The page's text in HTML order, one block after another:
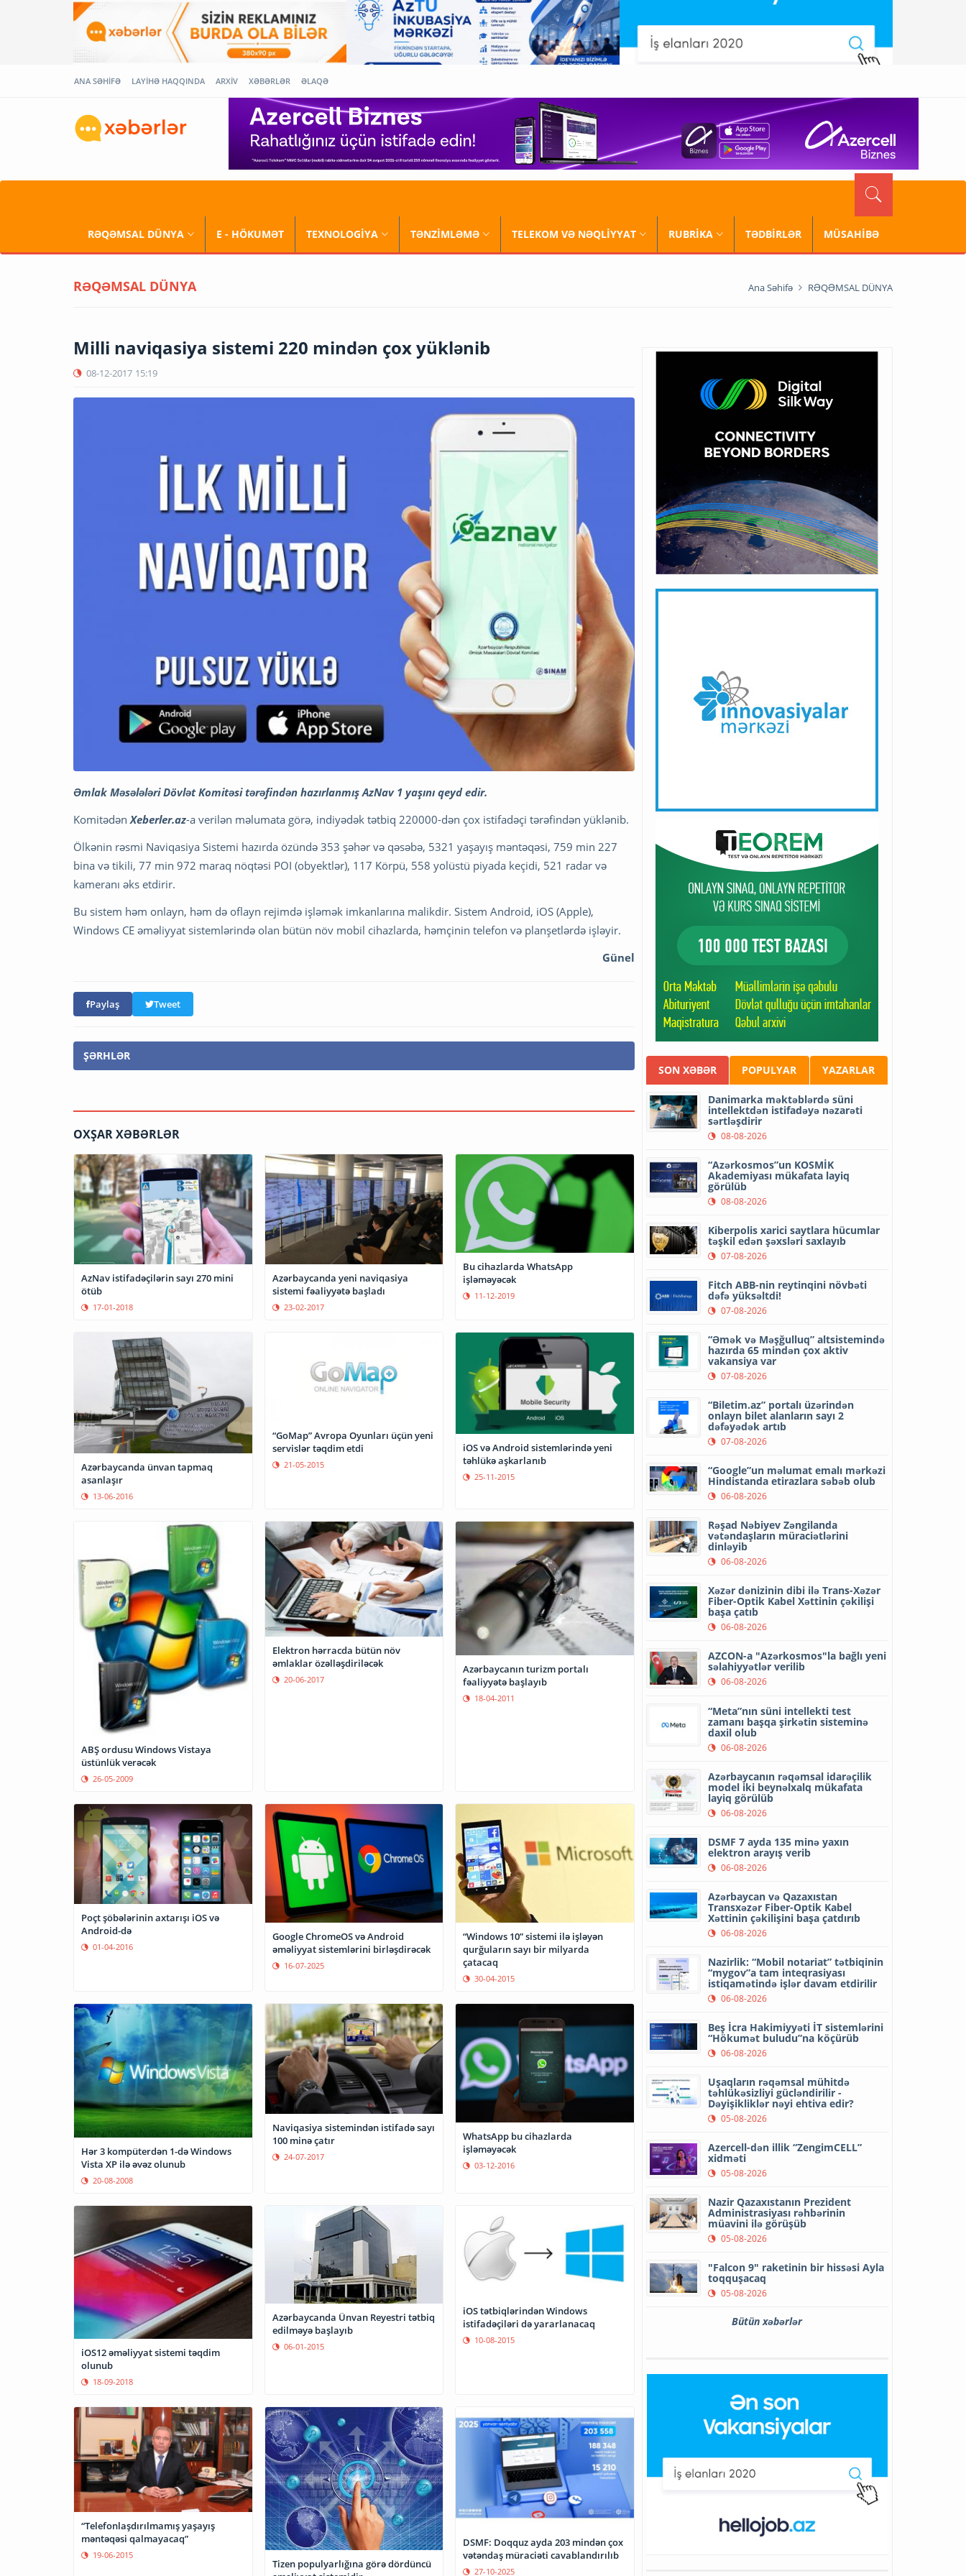
ANA SƏHİFƏ LAYİHƏ HAQQINDA ARXİV XƏBƏRLƏR ƏLAQƏ
RƏQƏMSAL DÜNYA E - HÖKUMƏT TEXNOLOGİYA TƏNZİMLƏMƏ TELEKOM VƏ NƏQLİYYAT RUBRİKA TƏDBİRLƏR MÜSAHİBƏ
RƏQƏMSAL DÜNYA Ana Səhifə RƏQƏMSAL DÜNYA
Milli naviqasiya sistemi 220 mindən çox yüklənib
08-12-2017 15:19
Əmlak Məsələləri Dövlət Komitəsi tərəfindən hazırlanmış AzNav 1 yaşını qeyd edir.
Komitədən Xeberler.az-a verilən məlumata görə, indiyədək tətbiq 220000-dən çox istifadəçi tərəfindən yüklənib.
Ölkənin rəsmi Naviqasiya Sistemi hazırda özündə 353 şəhər və qəsəbə, 5321 yaşayış məntəqəsi, 759 min 227
bina və tikili, 77 min 972 maraq nöqtəsi POI (obyektlər), 117 Körpü, 558 yolüstü piyada keçidi, 521 radar və
kameranı əks etdirir.
Bu sistem həm onlayn, həm də oflayn rejimdə işləmək imkanlarına malikdir. Sistem Android, iOS (Apple),
Windows CE əməliyyat sistemlərində olan bütün növ mobil cihazlarda, həmçinin telefon və planşetlərdə işləyir.
Günel
Paylaş Tweet
ŞƏRHLƏR
OXŞAR XƏBƏRLƏR
AzNav istifadəçilərin sayı 270 mini
ötüb
17-01-2018
Azərbaycanda yeni naviqasiya
sistemi fəaliyyətə başladı
23-02-2017
Bu cihazlarda WhatsApp
işləməyəcək
11-12-2019
Azərbaycanda ünvan tapmaq
asanlaşır
13-06-2016
“GoMap” Avropa Oyunları üçün yeni
servislər təqdim etdi
21-05-2015
iOS və Android sistemlərində yeni
təhlükə aşkarlanıb
25-11-2015
ABŞ ordusu Windows Vistaya
üstünlük verəcək
26-05-2009
Elektron hərracda bütün növ
əmlaklar özəlləşdiriləcək
20-06-2017
Azərbaycanın turizm portalı
fəaliyyətə başlayıb
18-04-2011
Poçt şöbələrinin axtarışı iOS və
Android-də
01-04-2016
Google ChromeOS və Android
əməliyyat sistemlərini birləşdirəcək
16-07-2025
“Windows 10” sistemi ilə işləyən
qurğuların sayı bir milyarda
çatacaq
30-04-2015
Hər 3 kompüterdən 1-də Windows
Vista XP ilə əvəz olunub
20-08-2008
Naviqasiya sistemindən istifadə sayı
100 minə çatır
24-07-2017
WhatsApp bu cihazlarda
işləməyəcək
03-12-2016
iOS12 əməliyyat sistemi təqdim
olunub
18-09-2018
Azərbaycanda Ünvan Reyestri tətbiq
edilməyə başlayıb
06-01-2015
iOS tətbiqlərindən Windows
istifadəçiləri də yararlanacaq
10-08-2015
“Telefonlaşdırılmamış yaşayış
məntəqəsi qalmayacaq”
19-06-2015
Tizen populyarlığına görə dördüncü
DSMF: Doqquz ayda 203 mindən çox
vətəndaş müraciəti cavablandırılıb
27-10-2025
SON XƏBƏR POPULYAR YAZARLAR
Danimarka məktəblərdə süni
intellektdən istifadəyə nəzarəti
sərtləşdirir
08-08-2026
“Azərkosmos”un KOSMİK
Akademiyası mükafata layiq
görülüb
08-08-2026
Kiberpolis xarici saytlara hücumlar
təşkil edən şəxsləri saxlayıb
07-08-2026
Fitch ABB-nin reytinqini növbəti
dəfə yüksəltdi!
07-08-2026
“Əmək və Məşğulluq” altsistemində
hazırda 65 mindən çox aktiv
vakansiya var
07-08-2026
“Biletim.az” portalı üzərindən
onlayn bilet alanların sayı 2
dəfəyədək artıb
07-08-2026
“Google”un məlumat emalı mərkəzi
Hindistanda etirazlara səbəb olub
06-08-2026
Rəşad Nəbiyev Zəngilanda
vətəndaşların müraciətlərini
dinləyib
06-08-2026
Xəzər dənizinin dibi ilə Trans-Xəzər
Fiber-Optik Kabel Xəttinin çəkilişi
başa çatıb
06-08-2026
AZCON-a "Azərkosmos"la bağlı yeni
səlahiyyətlər verilib
06-08-2026
“Meta”nın süni intellekti test
zamanı başqa şirkətin sisteminə
daxil olub
06-08-2026
Azərbaycanın rəqəmsal idarəçilik
model iki beynəlxalq mükafata
layiq görülüb
06-08-2026
DSMF 7 ayda 135 minə yaxın
elektron arayış verib
06-08-2026
Azərbaycan və Qazaxıstan
Transxəzər Fiber-Optik Kabel
Xəttinin çəkilişini başa çatdırıb
06-08-2026
Nazirlik: “Mobil notariat” tətbiqinin
“mygov”a tam inteqrasiyası
istiqamətində işlər davam etdirilir
06-08-2026
Beş İcra Hakimiyyəti İT sistemlərini
“Hökumət buludu”na köçürüb
06-08-2026
Uşaqların rəqəmsal mühitdə
təhlükəsizliyi gücləndirilir -
Dəyişikliklər nəyi ehtiva edir?
05-08-2026
Azercell-dən illik “ZengimCELL”
xidməti
05-08-2026
Nazir Qazaxıstanın Prezident
Administrasiyası rəhbərinin
müavini ilə görüşüb
05-08-2026
"Falcon 9" raketinin bir hissəsi Ayla
toqquşacaq
05-08-2026
Bütün xəbərlər